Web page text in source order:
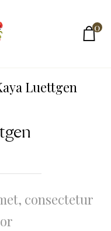
0
Luettgen
consectetur